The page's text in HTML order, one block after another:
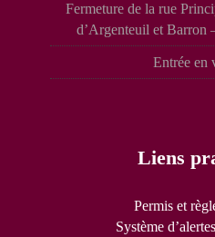
Fermeture de la rue
d’Argenteuil et Barron
Entrée en
Liens
Permis et
Système